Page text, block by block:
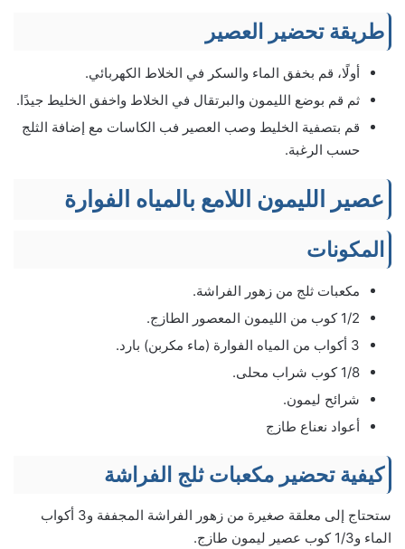
طريقة تحضير العصير
أولًا، قم بخفق الماء والسكر في الخلاط الكهربائي.
ثم قم بوضع الليمون والبرتقال في الخلاط واخفق الخليط جيدًا.
قم بتصفية الخليط وصب العصير فب الكاسات مع إضافة الثلج
حسب الرغبة.
عصير الليمون اللامع بالمياه الفوارة
المكونات
مكعبات ثلج من زهور الفراشة.
1/2 كوب من الليمون المعصور الطازج.
3 أكواب من المياه الفوارة (ماء مكربن) بارد.
1/8 كوب شراب محلى.
شرائح ليمون.
أعواد نعناع طازج
كيفية تحضير مكعبات ثلج الفراشة
ستحتاج إلى معلقة صغيرة من زهور الفراشة المجففة و3 أكواب
الماء و1/3 كوب عصير ليمون طازج.